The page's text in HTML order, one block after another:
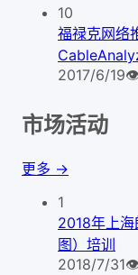
10
福禄克网络
2017/6/19
市场活动
更多 →
1
2018年上
图）培训
2018/7/31